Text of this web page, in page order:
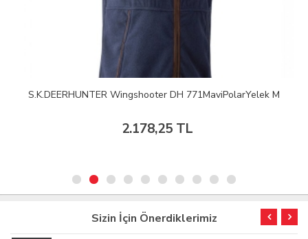
S.K.DEERHUNTER Wingshooter DH 771MaviPolarYelek M
2.178,25 TL
Sizin İçin Önerdiklerimiz